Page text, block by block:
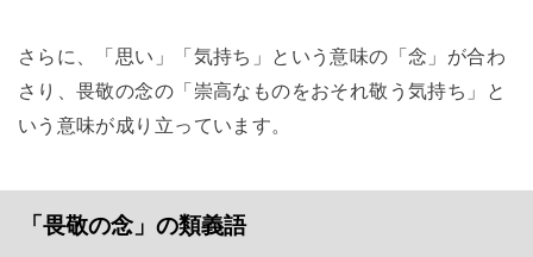
さらに、「思い」「気持ち」という意味の「念」が合わ
さり、畏敬の念の「崇高なものをおそれ敬う気持ち」と
いう意味が成り立っています。
「畏敬の念」の類義語